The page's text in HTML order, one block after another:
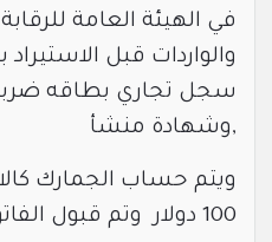
في الهيئة العامة
والواردات قبل الاستيراد
سجل تجاري بطاقه
,وشهادة منشأ
ويتم حساب الجمارك
100 دولار وتم قبول الفاتورة